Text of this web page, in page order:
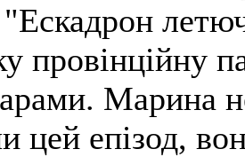
провінційну
Марина
цей епізод,